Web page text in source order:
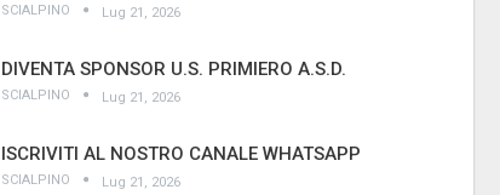
SCIALPINO Lug 21, 2026
DIVENTA SPONSOR U.S. PRIMIERO A.S.D.
SCIALPINO Lug 21, 2026
ISCRIVITI AL NOSTRO CANALE WHATSAPP
SCIALPINO Lug 21, 2026